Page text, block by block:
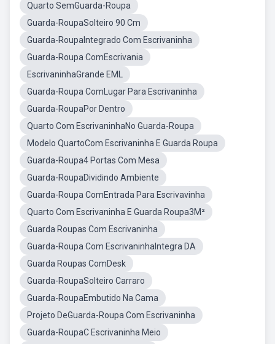
Quarto SemGuarda-Roupa
Guarda-RoupaSolteiro 90 Cm
Guarda-RoupaIntegrado Com Escrivaninha
Guarda-Roupa ComEscrivania
EscrivaninhaGrande EML
Guarda-Roupa ComLugar Para Escrivaninha
Guarda-RoupaPor Dentro
Quarto Com EscrivaninhaNo Guarda-Roupa
Modelo QuartoCom Escrivaninha E Guarda Roupa
Guarda-Roupa4 Portas Com Mesa
Guarda-RoupaDividindo Ambiente
Guarda-Roupa ComEntrada Para Escrivavinha
Quarto Com Escrivaninha E Guarda Roupa3M²
Guarda Roupas Com Escrivaninha
Guarda-Roupa Com EscrivaninhaIntegra DA
Guarda Roupas ComDesk
Guarda-RoupaSolteiro Carraro
Guarda-RoupaEmbutido Na Cama
Projeto DeGuarda-Roupa Com Escrivaninha
Guarda-RoupaC Escrivaninha Meio